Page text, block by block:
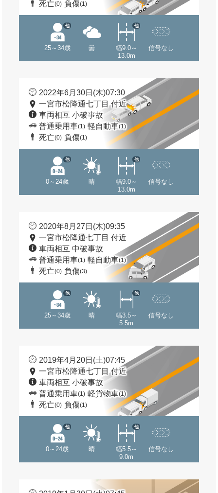
死亡(0) 負傷(1)
25～34歳
他
曇
幅9.0～
13.0m
他
信号なし
2022年6月30日(木)07:30
一宮市松降通七丁目 付近
車両相互 小破事故
普通乗用車(1) 軽自動車(1)
死亡(0) 負傷(1)
0～24歳
他
晴
幅9.0～
13.0m
他
信号なし
2020年8月27日(木)09:35
一宮市松降通七丁目 付近
車両相互 中破事故
普通乗用車(1) 軽自動車(1)
死亡(0) 負傷(3)
25～34歳
他
晴
幅3.5～
5.5m
他
信号なし
2019年4月20日(土)07:45
一宮市松降通七丁目 付近
車両相互 小破事故
普通乗用車(1) 軽貨物車(1)
死亡(0) 負傷(1)
0～24歳
他
晴
幅5.5～
9.0m
他
信号なし